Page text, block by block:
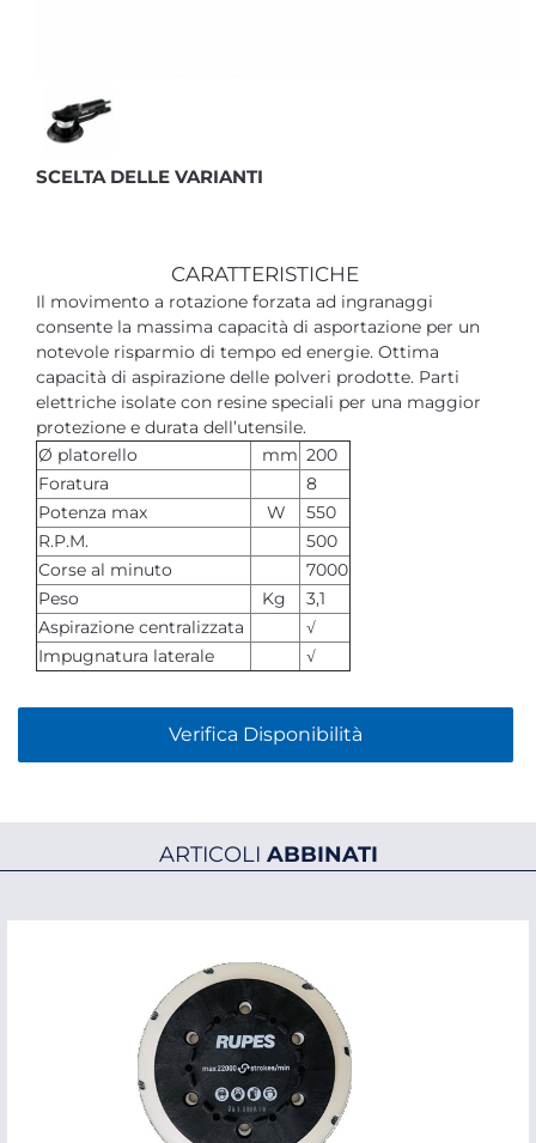
SCELTA DELLE VARIANTI
CARATTERISTICHE
Il movimento a rotazione forzata ad ingranaggi
consente la massima capacità di asportazione per un
notevole risparmio di tempo ed energie. Ottima
capacità di aspirazione delle polveri prodotte. Parti
elettriche isolate con resine speciali per una maggior
protezione e durata dell’utensile.
Ø platorello
mm 200
Foratura
8
Potenza max
W
550
R.P.M.
500
Corse al minuto
7000
Peso
Kg
3,1
Aspirazione centralizzata
√
Impugnatura laterale
√
Verifica Disponibilità
ARTICOLI ABBINATI